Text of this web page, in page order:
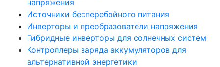
напряжения
Источники бесперебойного питания
Инверторы и преобразователи напряжения
Гибридные инверторы для солнечных систем
Контроллеры заряда аккумуляторов для
альтернативной энергетики